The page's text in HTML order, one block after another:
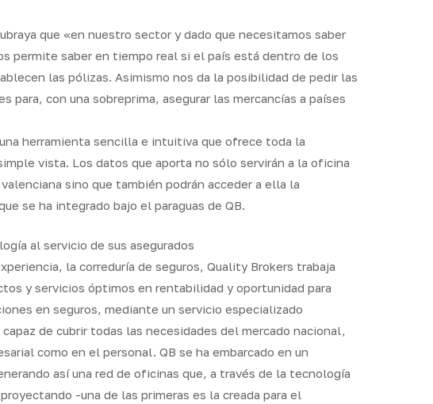
que «en nuestro sector y dado que necesitamos saber
permite saber en tiempo real si el país está dentro de los
las pólizas. Asimismo nos da la posibilidad de pedir las
para, con una sobreprima, asegurar las mercancías a países
herramienta sencilla e intuitiva que ofrece toda la
vista. Los datos que aporta no sólo servirán a la oficina
sino que también podrán acceder a ella la
se ha integrado bajo el paraguas de QB.
al servicio de sus asegurados
la correduría de seguros, Quality Brokers trabaja
y servicios óptimos en rentabilidad y oportunidad para
en seguros, mediante un servicio especializado
de cubrir todas las necesidades del mercado nacional,
como en el personal. QB se ha embarcado en un
así una red de oficinas que, a través de la tecnología
-una de las primeras es la creada para el